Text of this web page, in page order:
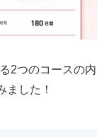
2つのコースの内
ました！